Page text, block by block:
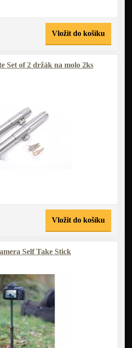
Vložit do košíku
Set of 2 držák na molo 2ks
Vložit do košíku
Self Take Stick